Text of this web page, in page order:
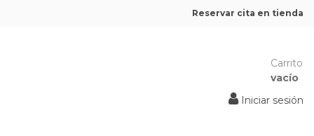
Reservar cita en tienda
Carrito
vacío
Iniciar sesión